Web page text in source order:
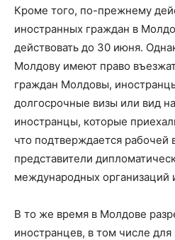
Кроме того, по-прежнему
иностранных граждан в
действовать до 30 июня.
Молдову имеют право
граждан Молдовы,
долгосрочные визы или вид
иностранцы, которые
что подтверждается рабочей
представители
международных организаций
В то же время в Молдове
иностранцев, в том числе для